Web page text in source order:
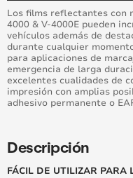
Los films reflectantes con
4000 & V-4000E pueden
vehículos además de
durante cualquier
para aplicaciones de
emergencia de larga
excelentes cualidades de
impresión con amplias
adhesivo permanente o
Descripción
FÁCIL DE UTILIZAR PARA